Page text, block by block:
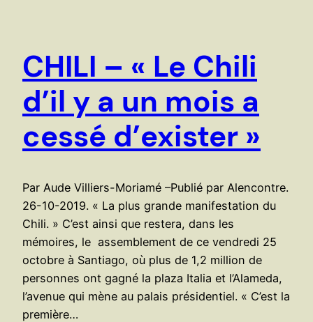
CHILI – « Le Chili
d’il y a un mois a
cessé d’exister »
Par Aude Villiers-Moriamé –Publié par Alencontre.
26-10-2019. « La plus grande manifestation du
Chili. » C’est ainsi que restera, dans les
mémoires, le assemblement de ce vendredi 25
octobre à Santiago, où plus de 1,2 million de
personnes ont gagné la plaza Italia et l’Alameda,
l’avenue qui mène au palais présidentiel. « C’est la
première…